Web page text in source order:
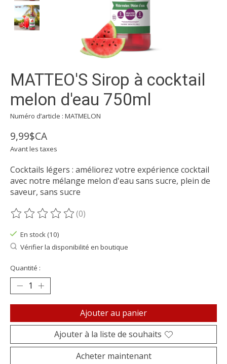
MATTEO'S Sirop à cocktail
melon d'eau 750ml
Numéro d’article : MATMELON
9,99$CA
Avant les taxes
Cocktails légers : améliorez votre expérience cocktail
avec notre mélange melon d'eau sans sucre, plein de
saveur, sans sucre
Ce produit est évalué à
(0)
En stock (10)
Vérifier la disponibilité en boutique
Quantité :
Ajouter au panier
Ajouter à la liste de souhaits
Acheter maintenant